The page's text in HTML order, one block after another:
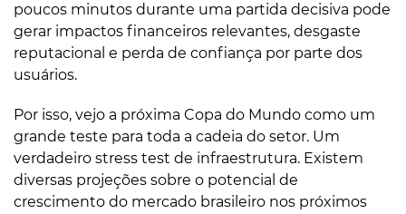
poucos minutos durante uma partida decisiva pode
gerar impactos financeiros relevantes, desgaste
reputacional e perda de confiança por parte dos
usuários.
Por isso, vejo a próxima Copa do Mundo como um
grande teste para toda a cadeia do setor. Um
verdadeiro stress test de infraestrutura. Existem
diversas projeções sobre o potencial de
crescimento do mercado brasileiro nos próximos